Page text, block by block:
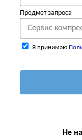
Предмет запроса
Я принимаю
Не